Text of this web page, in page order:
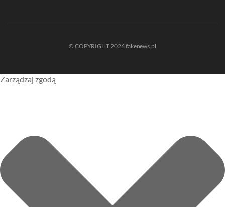
© COPYRIGHT 2026 fakenews.pl
Zarządzaj zgodą